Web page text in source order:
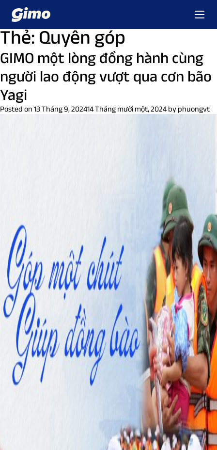
Thẻ: Quyên góp
GIMO một lòng đồng hành cùng
người lao động vượt qua cơn bão
Yagi
Posted on 13 Tháng 9, 202414 Tháng mười một, 2024by phuongvt